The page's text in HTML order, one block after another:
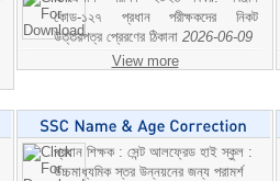
কোড-১২৭ প্রধান পরীক্ষকদের নিকট
উত্তরপত্র প্রেরণের ঠিকানা 2026-06-09
View more
প্রধান শিক্ষক : সেন্ট আলফ্রেড হাই স্কুল :
উচ্চমাধ্যমিক স্তর উন্নয়নের জন্য পরামর্শ